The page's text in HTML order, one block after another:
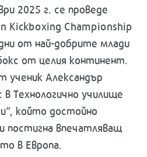
2025 г. се проведе
Kickboxing Championship
от най-добрите млади
от целия континент.
ученик Александър
Технологично училище
който достойно
постигна впечатляващ
в Европа.